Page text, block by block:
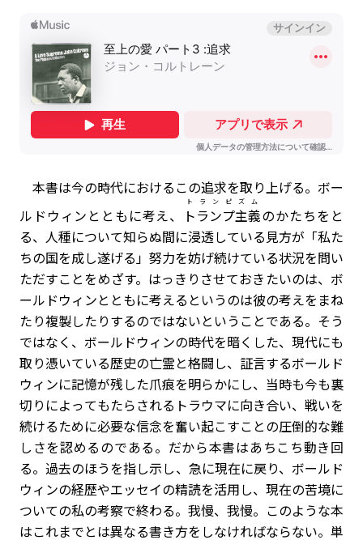
本書は今の時代におけるこの追求を取り上げる。ボー
ルドウィンとともに考え、
トランプ主義
トランピズム
のかたちをと
る、人種について知らぬ間に浸透している見方が「私た
ちの国を成し遂げる」努力を妨げ続けている状況を問い
ただすことをめざす。はっきりさせておきたいのは、ボ
ールドウィンとともに考えるというのは彼の考えをまね
たり複製したりするのではないということである。そう
ではなく、ボールドウィンの時代を暗くした、現代にも
取り憑いている歴史の亡霊と格闘し、証言するボールド
ウィンに記憶が残した爪痕を明らかにし、当時も今も裏
切りによってもたらされるトラウマに向き合い、戦いを
続けるために必要な信念を奮い起こすことの圧倒的な難
しさを認めるのである。だから本書はあちこち動き回
る。過去のほうを指し示し、急に現在に戻り、ボールド
ウィンの経歴やエッセイの精読を活用し、現在の苦境に
ついての私の考察で終わる。我慢、我慢。このような本
はこれまでとは異なる書き方をしなければならない。単